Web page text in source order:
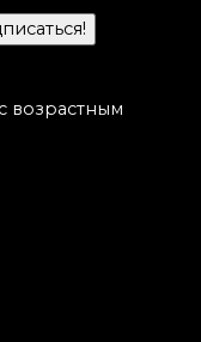
возрастным